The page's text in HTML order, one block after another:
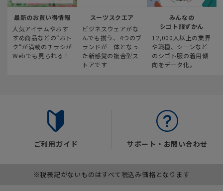
最新のお買い得情報
人気アイテムやおす
すめ商品などの“おト
ク“が満載のチラシが
Webでも見られる！
スーツスクエア
ビジネスウェアがな
んでも揃う、4つのブ
ランドが一体となっ
た新感覚の複合型ス
トアです
みんなの
シゴト服ずかん
12,000人以上の業界
や職種、シーンなど
のシゴト服の着用傾
向をデータ化。
ご利用ガイド サポート・お問い合わせ
※税表記がないものはすべて税込み価格となります